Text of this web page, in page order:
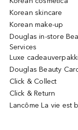
Korean skincare
Korean make-up
Douglas in-store
Services
Luxe
Douglas Beauty
Click & Collect
Click & Return
Lancôme La vie est